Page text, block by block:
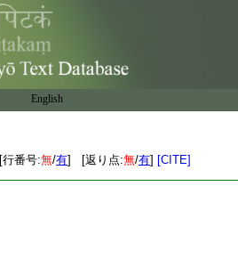
English
[行番号:無/有] [返り点:無/有] [CITE]